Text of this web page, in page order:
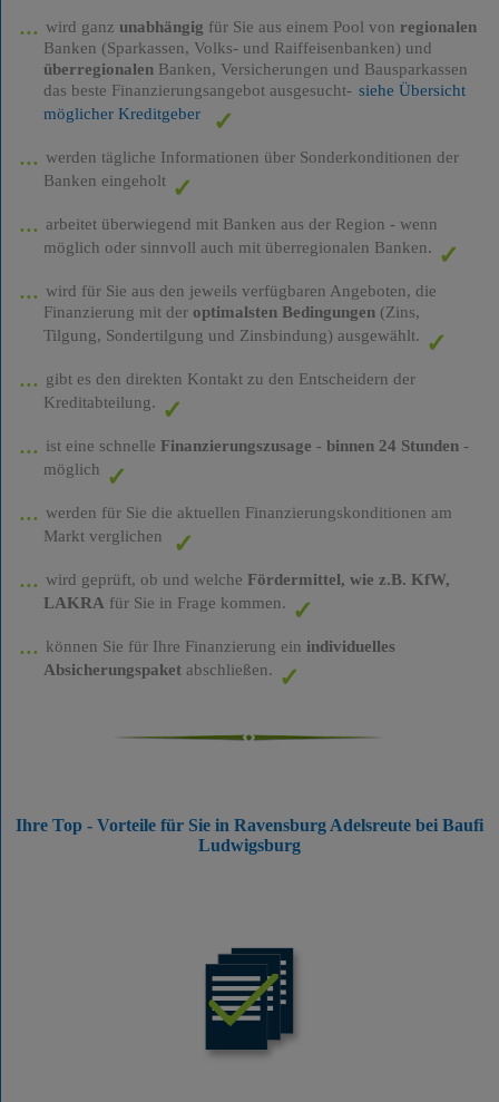
wird ganz unabhängig für Sie aus einem Pool von regionalen
Banken (Sparkassen, Volks- und Raiffeisenbanken) und
überregionalenBanken, Versicherungen und Bausparkassen
das beste Finanzierungsangebot ausgesucht- siehe Übersicht
möglicher Kreditgeber
werden tägliche Informationen über Sonderkonditionen der
Banken eingeholt
arbeitet überwiegend mit Banken aus der Region - wenn
möglich oder sinnvoll auch mit überregionalen Banken.
wird für Sie aus den jeweils verfügbaren Angeboten, die
Finanzierung mit der optimalsten Bedingungen(Zins,
Tilgung, Sondertilgung und Zinsbindung) ausgewählt.
gibt es den direkten Kontakt zu den Entscheidern der
Kreditabteilung.
ist eine schnelle Finanzierungszusage - binnen 24 Stunden-
möglich
werden für Sie die aktuellen Finanzierungskonditionen am
Markt verglichen
wird geprüft, ob und welche Fördermittel, wie z.B. KfW,
LAKRA für Sie in Frage kommen.
können Sie für Ihre Finanzierung ein individuelles
Absicherungspaketabschließen.
Ihre Top - Vorteile für Sie in Ravensburg Adelsreute bei Baufi
Ludwigsburg